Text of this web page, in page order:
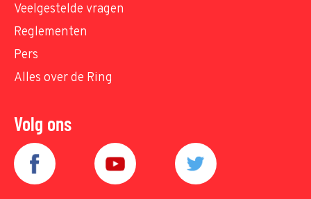
Veelgestelde vragen
Reglementen
Pers
Alles over de Ring
Volg ons